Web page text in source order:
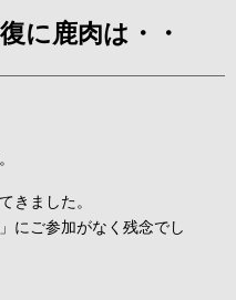
に鹿肉は・・
きました。
にご参加がなく残念でし